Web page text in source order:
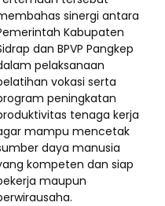
sinergi antara
Kabupaten
dan BPVP Pangkep
pelaksanaan
vokasi serta
peningkatan
tenaga kerja
mampu mencetak
daya manusia
kompeten dan siap
maupun